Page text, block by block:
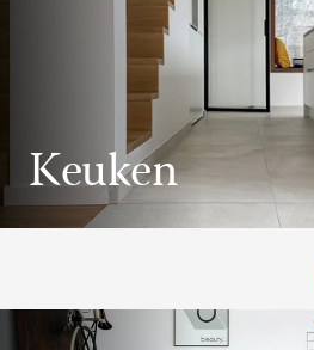
Keuken